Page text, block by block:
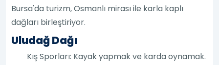
Bursa'da turizm, Osmanlı mirası ile karla kaplı
dağları birleştiriyor.
Uludağ Dağı
Kış Sporları: Kayak yapmak ve karda oynamak.